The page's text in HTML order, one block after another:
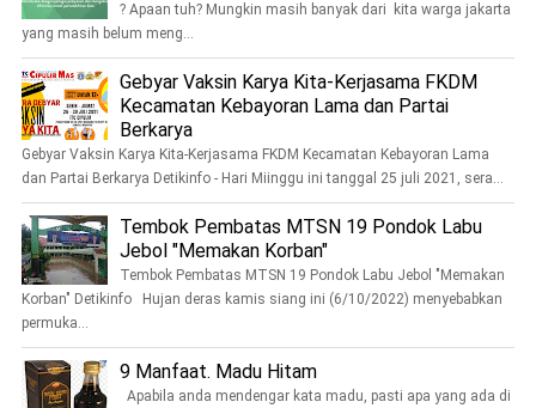
? Apaan tuh? Mungkin masih banyak dari kita warga jakarta
yang masih belum meng...
Gebyar Vaksin Karya Kita-Kerjasama FKDM
Kecamatan Kebayoran Lama dan Partai
Berkarya
Gebyar Vaksin Karya Kita-Kerjasama FKDM Kecamatan Kebayoran Lama
dan Partai Berkarya Detikinfo - Hari Miinggu ini tanggal 25 juli 2021, sera...
Tembok Pembatas MTSN 19 Pondok Labu
Jebol "Memakan Korban"
Tembok Pembatas MTSN 19 Pondok Labu Jebol "Memakan
Korban" Detikinfo Hujan deras kamis siang ini (6/10/2022) menyebabkan
permuka...
9 Manfaat. Madu Hitam
Apabila anda mendengar kata madu, pasti apa yang ada di